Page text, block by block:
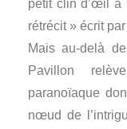
petit clin d’œil à
rétrécit » écrit
Mais au-delà
Pavillon
paranoïaque
nœud de